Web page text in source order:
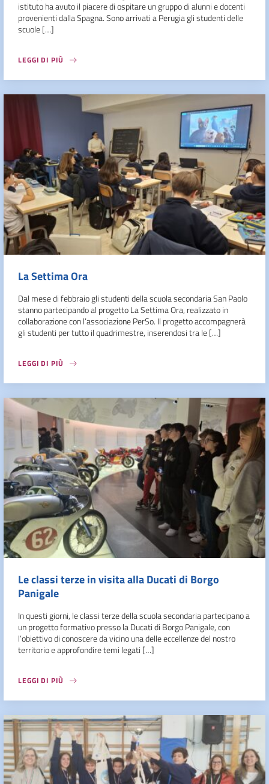
istituto ha avuto il piacere di ospitare un gruppo di alunni e docenti
provenienti dalla Spagna. Sono arrivati a Perugia gli studenti delle
scuole […]
LEGGI DI PIÙ
La Settima Ora
Dal mese di febbraio gli studenti della scuola secondaria San Paolo
stanno partecipando al progetto La Settima Ora, realizzato in
collaborazione con l’associazione PerSo. Il progetto accompagnerà
gli studenti per tutto il quadrimestre, inserendosi tra le […]
LEGGI DI PIÙ
Le classi terze in visita alla Ducati di Borgo
Panigale
In questi giorni, le classi terze della scuola secondaria partecipano a
un progetto formativo presso la Ducati di Borgo Panigale, con
l’obiettivo di conoscere da vicino una delle eccellenze del nostro
territorio e approfondire temi legati […]
LEGGI DI PIÙ